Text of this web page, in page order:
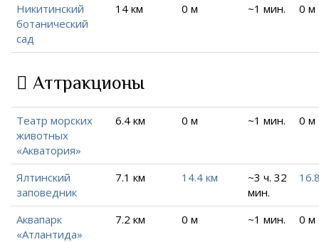
Никитинский
ботанический
сад
14 км 0 м ~1 мин. 0 м
Аттракционы
Театр морских
животных
«Акватория»
6.4 км 0 м ~1 мин. 0 м
Ялтинский
заповедник
7.1 км 14.4 км
~3 ч. 32
мин.
Аквапарк
«Атлантида»
7.2 км 0 м ~1 мин. 0 м